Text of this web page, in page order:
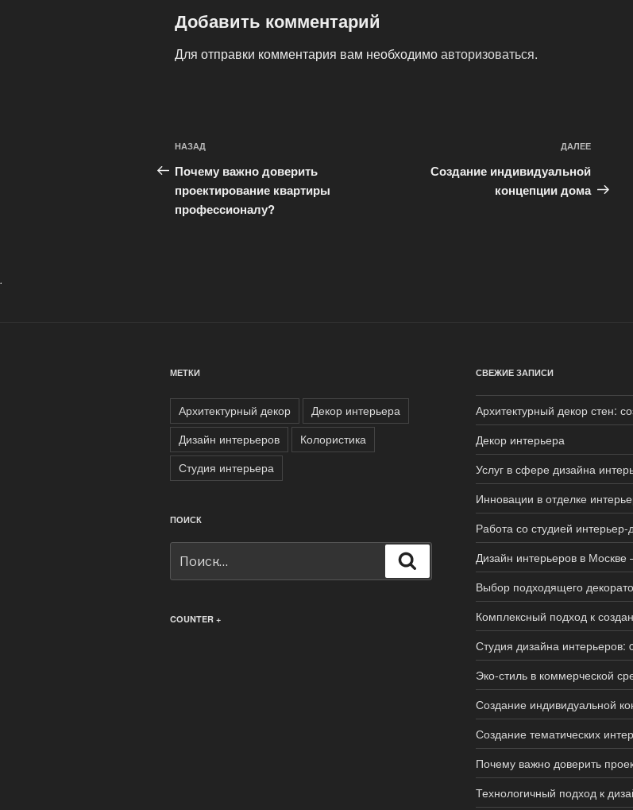
Добавить комментарий
Для отправки комментария вам необходимоавторизоваться.
Навигация
по
записям
Предыдущая
запись:
НАЗАД
Почему важно доверить
проектирование квартиры
профессионалу?
ДАЛЕЕ
Создание индивидуальной
концепции дома
.
МЕТКИ
Архитектурный декор
Декор интерьера
Дизайн интерьеров
Колористика
Студия интерьера
ПОИСК
COUNTER +
СВЕЖИЕ ЗАПИСИ
Архитектурный декор стен:
Декор интерьера
Услуг в сфере дизайна
Инновации в отделке
Работа со студией
Дизайн интерьеров в
Выбор подходящего
Комплексный подход к
Студия дизайна интерьеров:
Эко-стиль в коммерческой
Создание индивидуальной
Создание тематических
Почему важно доверить
Технологичный подход к